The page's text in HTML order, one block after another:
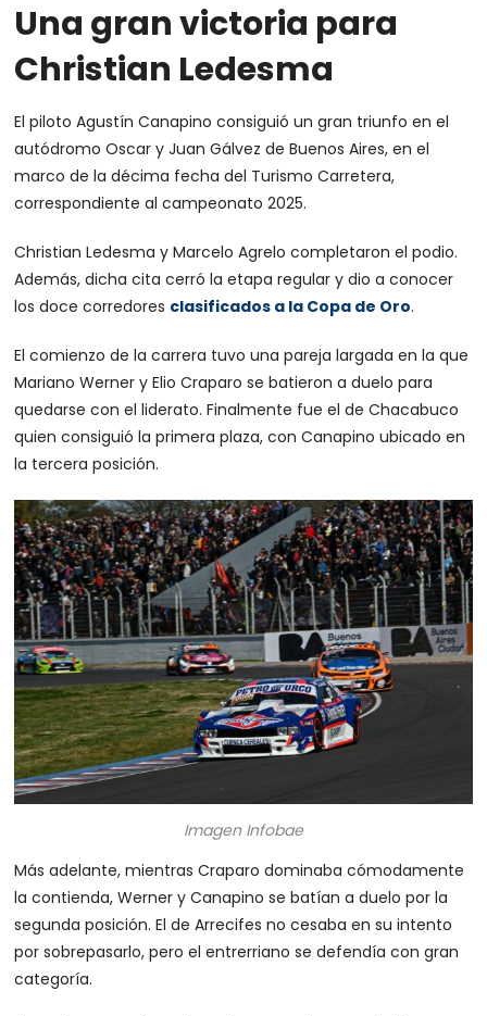
Una gran victoria para
Christian Ledesma
El piloto Agustín Canapino consiguió un gran triunfo en el
autódromo Oscar y Juan Gálvez de Buenos Aires, en el
marco de la décima fecha del Turismo Carretera,
correspondiente al campeonato 2025.
Christian Ledesma y Marcelo Agrelo completaron el podio.
Además, dicha cita cerró la etapa regular y dio a conocer
los doce corredores clasificados a la Copa de Oro.
El comienzo de la carrera tuvo una pareja largada en la que
Mariano Werner y Elio Craparo se batieron a duelo para
quedarse con el liderato. Finalmente fue el de Chacabuco
quien consiguió la primera plaza, con Canapino ubicado en
la tercera posición.
Imagen Infobae
Más adelante, mientras Craparo dominaba cómodamente
la contienda, Werner y Canapino se batían a duelo por la
segunda posición. El de Arrecifes no cesaba en su intento
por sobrepasarlo, pero el entrerriano se defendía con gran
categoría.